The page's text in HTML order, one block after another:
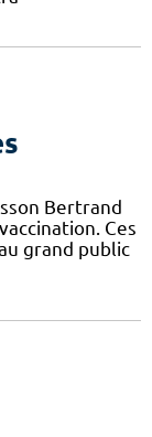
Bertrand
Ces
grand public